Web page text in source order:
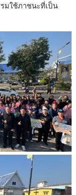
มใช้ภาชนะที่เป็น